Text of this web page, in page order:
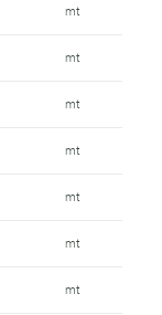
mt
mt
mt
mt
mt
mt
mt